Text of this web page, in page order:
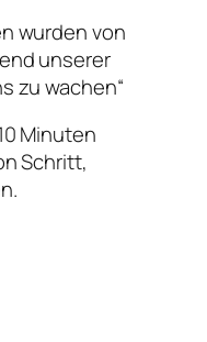
wurden von
unserer
zu wachen“
Minuten
Schritt,